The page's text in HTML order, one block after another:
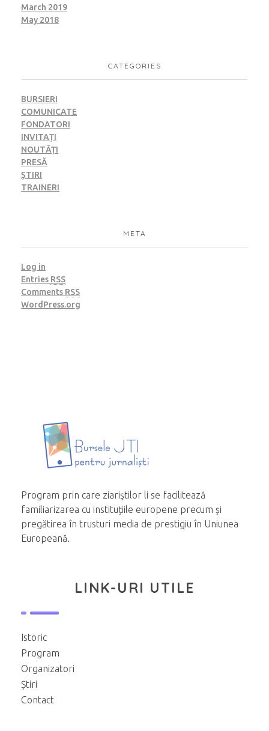
March 2019
May 2018
CATEGORIES
BURSIERI
COMUNICATE
FONDATORI
INVITAȚI
NOUTĂȚI
PRESĂ
ȘTIRI
TRAINERI
META
Log in
Entries RSS
Comments RSS
WordPress.org
Program prin care ziariştilor li se facilitează
familiarizarea cu instituțiile europene precum și
pregătirea în trusturi media de prestigiu în Uniunea
Europeană.
LINK-URI UTILE
Istoric
Program
Organizatori
Știri
Contact